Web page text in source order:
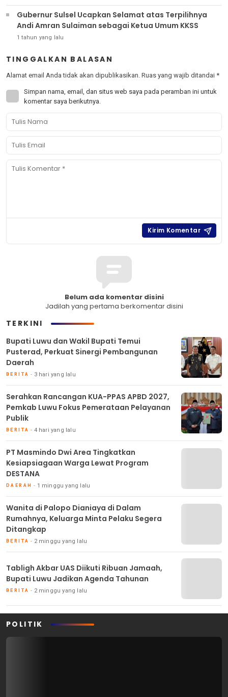
Gubernur Sulsel Ucapkan Selamat atas Terpilihnya
Andi Amran Sulaiman sebagai Ketua Umum KKSS
1 tahun yang lalu
TINGGALKAN BALASAN
Alamat email Anda tidak akan dipublikasikan. Ruas yang wajib ditandai *
Simpan nama, email, dan situs web saya pada peramban ini untuk
komentar saya berikutnya.
Belum ada komentar disini
Jadilah yang pertama berkomentar disini
TERKINI
Bupati Luwu dan Wakil Bupati Temui
Pusterad, Perkuat Sinergi Pembangunan
Daerah
BERITA 3 hari yang lalu
Serahkan Rancangan KUA-PPAS APBD 2027,
Pemkab Luwu Fokus Pemerataan Pelayanan
Publik
BERITA 4 hari yang lalu
PT Masmindo Dwi Area Tingkatkan
Kesiapsiagaan Warga Lewat Program
DESTANA
DAERAH 1 minggu yang lalu
Wanita di Palopo Dianiaya di Dalam
Rumahnya, Keluarga Minta Pelaku Segera
Ditangkap
BERITA 2 minggu yang lalu
Tabligh Akbar UAS Diikuti Ribuan Jamaah,
Bupati Luwu Jadikan Agenda Tahunan
BERITA 2 minggu yang lalu
POLITIK